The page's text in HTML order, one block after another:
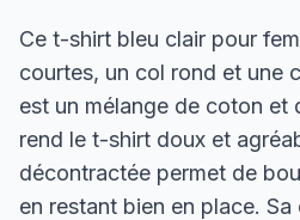
Ce t-shirt bleu clair pour
courtes, un col rond et une
est un mélange de coton et
rend le t-shirt doux et
décontractée permet de
en restant bien en place.